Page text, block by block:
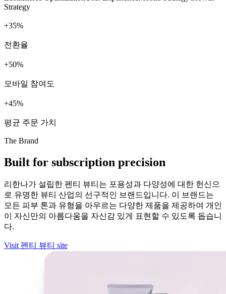
Strategy
+ %
전환율
+ %
모바일 참여도
+ %
평균 주문 가치
The Brand
Built for subscription precision
리한나가 설립한 펜티 뷰티는 포용성과 다양성에 대한 헌신으
로 유명한 뷰티 산업의 선구적인 브랜드입니다. 이 브랜드는
모든 피부 톤과 유형을 아우르는 다양한 제품을 제공하여 개인
이 자신만의 아름다움을 자신감 있게 표현할 수 있도록 돕습니
다.
Visit 펜티 뷰티 site